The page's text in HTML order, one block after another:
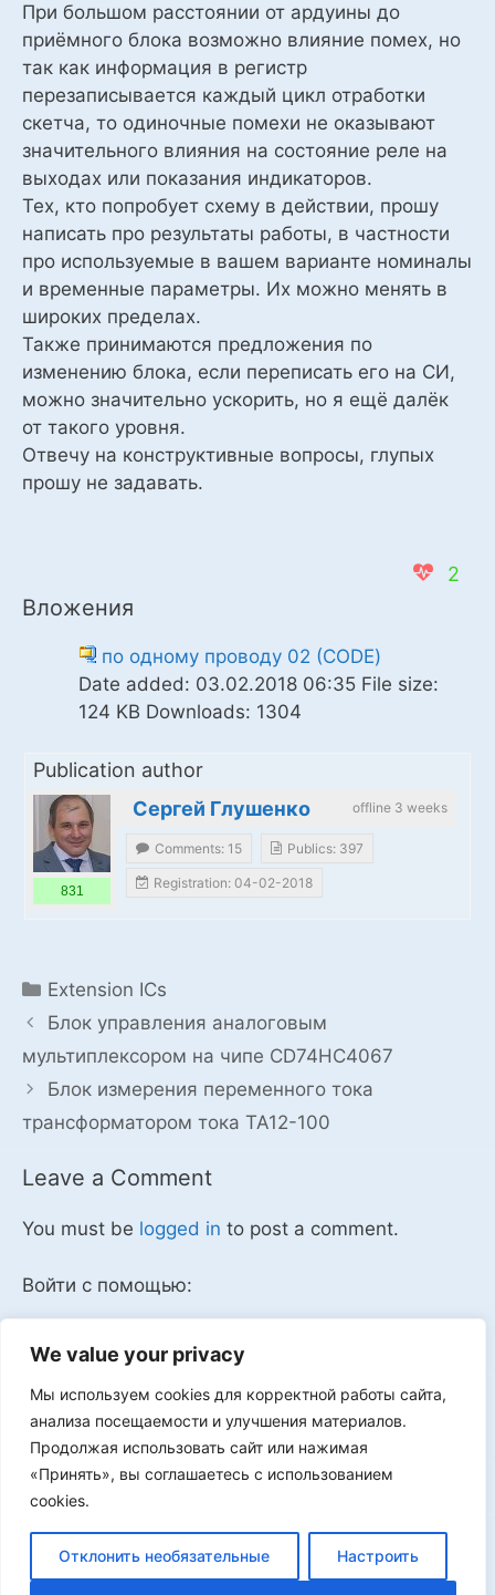
We value your privacy
Мы используем cookies для корректной работы сайта,
анализа посещаемости и улучшения материалов.
Продолжая использовать сайт или нажимая
«Принять», вы соглашаетесь с использованием
cookies.
Отклонить необязательные Настроить
При большом расстоянии от ардуины до
приёмного блока возможно влияние помех, но
так как информация в регистр
перезаписывается каждый цикл отработки
скетча, то одиночные помехи не оказывают
значительного влияния на состояние реле на
выходах или показания индикаторов.
Тех, кто попробует схему в действии, прошу
написать про результаты работы, в частности
про используемые в вашем варианте номиналы
и временные параметры. Их можно менять в
широких пределах.
Также принимаются предложения по
изменению блока, если переписать его на СИ,
можно значительно ускорить, но я ещё далёк
от такого уровня.
Отвечу на конструктивные вопросы, глупых
прошу не задавать.
2
Вложения
по одному проводу 02 (CODE)
Date added: 03.02.2018 06:35 File size:
124 KB Downloads: 1304
Publication author
offline 3 weeks
Сергей Глушенко
831
Comments: 15 Publics: 397
Registration: 04-02-2018
Categories
Extension ICs
Блок управления аналоговым
мультиплексором на чипе CD74HC4067
Блок измерения переменного тока
трансформатором тока ТА12-100
Leave a Comment
You must be logged in to post a comment.
Войти с помощью:
Мы в VK
Реклама